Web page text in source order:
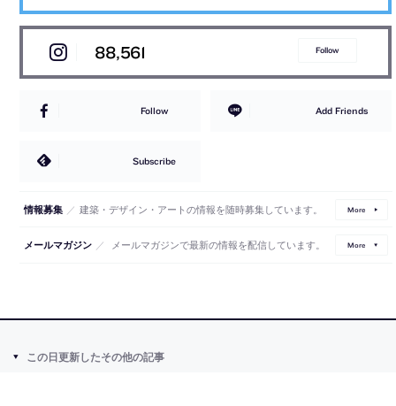
88,561 Follow
Follow Add Friends
Subscribe
情報募集 ／ 建築・デザイン・アートの情報を随時募集しています。 More
メールマガジン ／ メールマガジンで最新の情報を配信しています。 More
この日更新したその他の記事